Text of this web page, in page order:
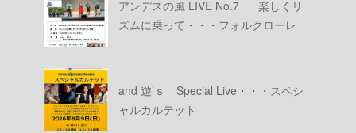
アンデスの風 LIVE No.7 楽しくリ
ズムに乗って・・・フォルクローレ
and 遊’ｓ Special Live・・・スペシ
ャルカルテット